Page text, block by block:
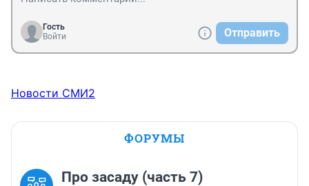
Гость
Войти
Отправить
Новости СМИ2
ФОРУМЫ
Про засаду (часть 7)